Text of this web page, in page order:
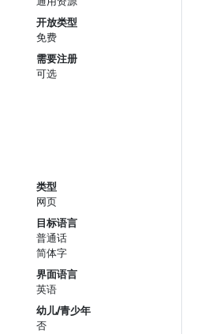
开放类型
免费
需要注册
可选
类型
网页
目标语言
普通话
简体字
界面语言
英语
幼儿/青少年
否